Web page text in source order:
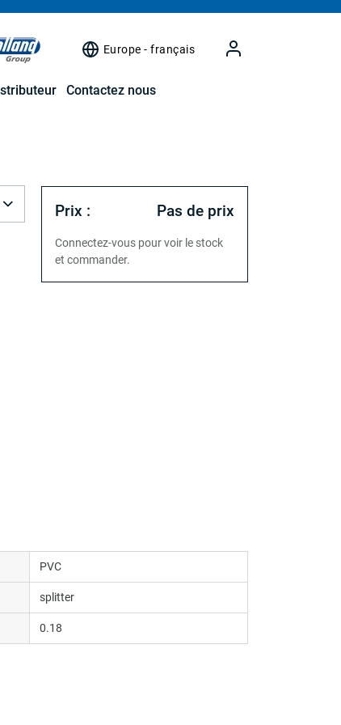
Europe - français
Contactez nous
Prix : Pas de prix
Connectez-vous pour voir le stock
et commander.
PVC
splitter
0.18